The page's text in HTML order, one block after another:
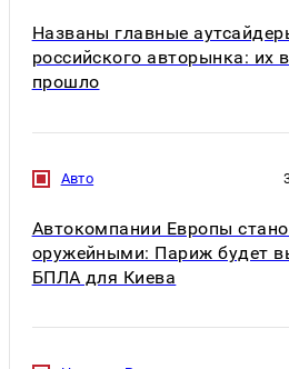
Названы главные
российского авторынка: их
прошло
Авто
Автокомпании Европы
оружейными: Париж будет
БПЛА для Киева